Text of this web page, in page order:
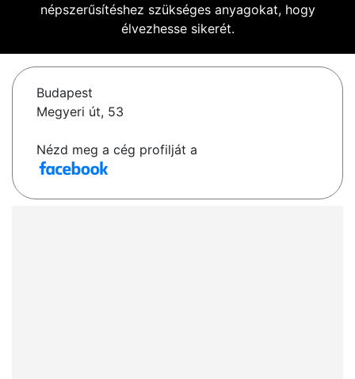
népszerűsítéshez szükséges anyagokat, hogy
élvezhesse sikerét.
Budapest
Megyeri út, 53
Nézd meg a cég profilját a